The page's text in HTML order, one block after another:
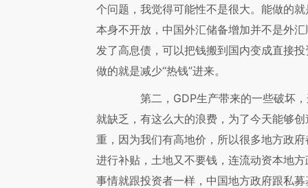
个问题，我觉得可能性不是很大。能做的
本身不开放，中国外汇储备增加并不是外
发了高息债，可以把钱搬到国内变成直接
做的就是减少“热钱”进来。
第二，GDP生产带来的一些破坏，
就缺乏，有这么大的浪费，为了今天能够
重，因为我们有高地价，所以很多地方政
进行补贴，土地又不要钱，连流动资本地
事情就跟投资者一样，中国地方政府跟私